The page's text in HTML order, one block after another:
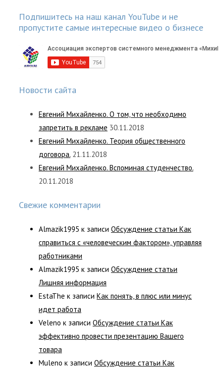
Подпишитесь на наш канал YouTube и не
пропустите самые интересные видео о бизнесе
Новости сайта
Евгений Михайленко. О том, что необходимо
запретить в рекламе 30.11.2018
Евгений Михайленко. Теория общественного
договора. 21.11.2018
Евгений Михайленко. Вспоминая студенчество.
20.11.2018
Свежие комментарии
Almazik1995 к записи Обсуждение статьи Как
справиться с «человеческим фактором», управляя
работниками
Almazik1995 к записи Обсуждение статьи
Лишняя информация
EstaThe к записи Как понять, в плюс или минус
идет работа
Veleno к записи Обсуждение статьи Как
эффективно провести презентацию Вашего
товара
Muleno к записи Обсуждение статьи Как